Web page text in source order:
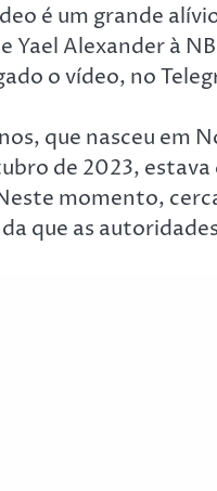
é um grande
Yael Alexander à
o vídeo, no
que nasceu em
de 2023,
momento,
que as